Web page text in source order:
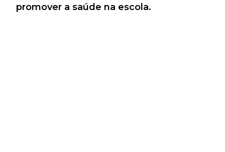
promover a saúde na escola.